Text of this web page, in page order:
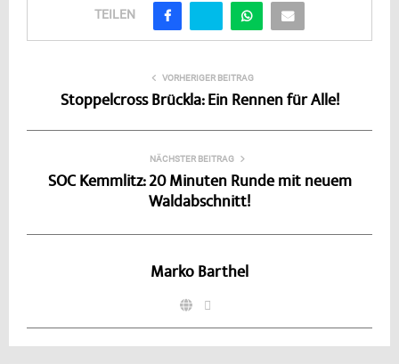
TEILEN
VORHERIGER BEITRAG
Stoppelcross Brückla: Ein Rennen für Alle!
NÄCHSTER BEITRAG
SOC Kemmlitz: 20 Minuten Runde mit neuem
Waldabschnitt!
Marko Barthel